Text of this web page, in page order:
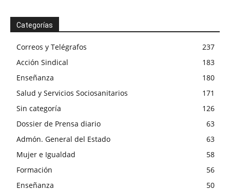
Categorías
Correos y Telégrafos
237
Acción Sindical
183
Enseñanza
180
Salud y Servicios Sociosanitarios
171
Sin categoría
126
Dossier de Prensa diario
63
Admón. General del Estado
63
Mujer e Igualdad
58
Formación
56
Enseñanza
50